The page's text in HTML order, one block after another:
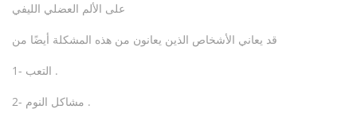
على الألم العضلي الليفي
قد يعاني الأشخاص الذين يعانون من هذه المشكلة أيضًا من
1- التعب .
2- مشاكل النوم .